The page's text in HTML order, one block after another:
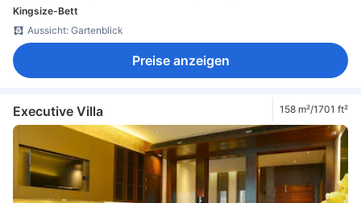
Kingsize-Bett
Aussicht: Gartenblick
Preise anzeigen
Executive Villa 158 m²/1701 ft²